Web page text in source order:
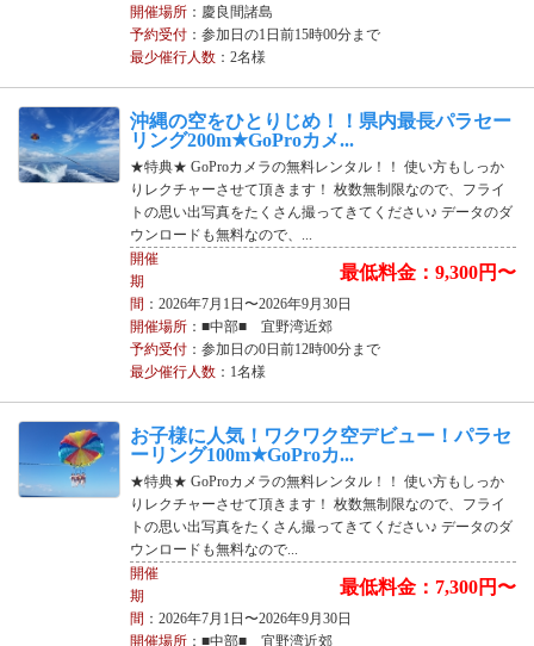
開催場所：慶良間諸島
予約受付：参加日の1日前15時00分まで
最少催行人数：2名様
沖縄の空をひとりじめ！！県内最長パラセー
リング200m★GoProカメ...
★特典★ GoProカメラの無料レンタル！！ 使い方もしっか
りレクチャーさせて頂きます！ 枚数無制限なので、フライ
トの思い出写真をたくさん撮ってきてください♪ データのダ
ウンロードも無料なので、...
最低料金：9,300円〜
開催
期
間 ：2026年7月1日〜2026年9月30日
開催場所：■中部■ 宜野湾近郊
予約受付：参加日の0日前12時00分まで
最少催行人数：1名様
お子様に人気！ワクワク空デビュー！パラセ
ーリング100m★GoProカ...
★特典★ GoProカメラの無料レンタル！！ 使い方もしっか
りレクチャーさせて頂きます！ 枚数無制限なので、フライ
トの思い出写真をたくさん撮ってきてください♪ データのダ
ウンロードも無料なので...
最低料金：7,300円〜
開催
期
間 ：2026年7月1日〜2026年9月30日
開催場所：■中部■ 宜野湾近郊